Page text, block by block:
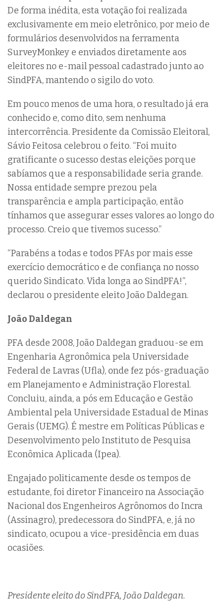
De forma inédita, esta votação foi realizada
exclusivamente em meio eletrônico, por meio de
formulários desenvolvidos na ferramenta
SurveyMonkey e enviados diretamente aos
eleitores no e-mail pessoal cadastrado junto ao
SindPFA, mantendo o sigilo do voto.
Em pouco menos de uma hora, o resultado já era
conhecido e, como dito, sem nenhuma
intercorrência. Presidente da Comissão Eleitoral,
Sávio Feitosa celebrou o feito. “Foi muito
gratificante o sucesso destas eleições porque
sabíamos que a responsabilidade seria grande.
Nossa entidade sempre prezou pela
transparência e ampla participação, então
tínhamos que assegurar esses valores ao longo do
processo. Creio que tivemos sucesso.”
“Parabéns a todas e todos PFAs por mais esse
exercício democrático e de confiança no nosso
querido Sindicato. Vida longa ao SindPFA!”,
declarou o presidente eleito João Daldegan.
João Daldegan
PFA desde 2008, João Daldegan graduou-se em
Engenharia Agronômica pela Universidade
Federal de Lavras (Ufla), onde fez pós-graduação
em Planejamento e Administração Florestal.
Concluiu, ainda, a pós em Educação e Gestão
Ambiental pela Universidade Estadual de Minas
Gerais (UEMG). É mestre em Políticas Públicas e
Desenvolvimento pelo Instituto de Pesquisa
Econômica Aplicada (Ipea).
Engajado politicamente desde os tempos de
estudante, foi diretor Financeiro na Associação
Nacional dos Engenheiros Agrônomos do Incra
(Assinagro), predecessora do SindPFA, e, já no
sindicato, ocupou a vice-presidência em duas
ocasiões.
Presidente eleito do SindPFA, João Daldegan.